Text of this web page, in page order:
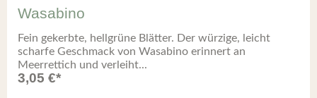
Wasabino
Fein gekerbte, hellgrüne Blätter. Der würzige, leicht
scharfe Geschmack von Wasabino erinnert an
Meerrettich und verleiht...
3,05 €*